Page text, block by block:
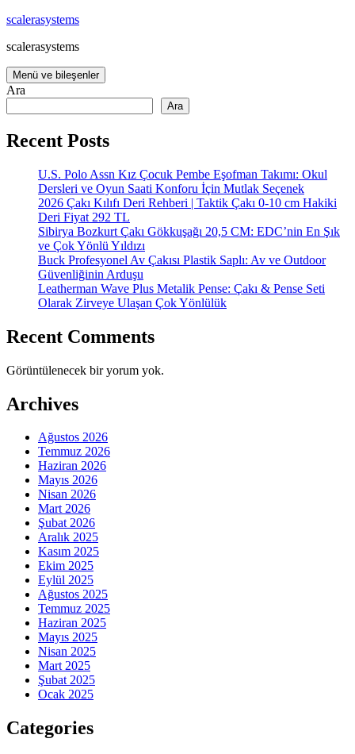
İçeriğe
scalerasystems
scalerasystems
Menü ve bileşenler
Ara
Ara
Recent Posts
U.S. Polo Assn Kız Çocuk Pembe Eşofman Takımı: Okul
Dersleri ve Oyun Saati Konforu İçin Mutlak Seçenek
2026 Çakı Kılıfı Deri Rehberi | Taktik Çakı 0-10 cm Hakiki
Deri Fiyat 292 TL
Sibirya Bozkurt Çakı Gökkuşağı 20,5 CM: EDC’nin En Şık
ve Çok Yönlü Yıldızı
Buck Profesyonel Av Çakısı Plastik Saplı: Av ve Outdoor
Güvenliğinin Arduşu
Leatherman Wave Plus Metalik Pense: Çakı & Pense Seti
Olarak Zirveye Ulaşan Çok Yönlülük
Recent Comments
Görüntülenecek bir yorum yok.
Archives
Ağustos 2026
Temmuz 2026
Haziran 2026
Mayıs 2026
Nisan 2026
Mart 2026
Şubat 2026
Aralık 2025
Kasım 2025
Ekim 2025
Eylül 2025
Ağustos 2025
Temmuz 2025
Haziran 2025
Mayıs 2025
Nisan 2025
Mart 2025
Şubat 2025
Ocak 2025
Categories